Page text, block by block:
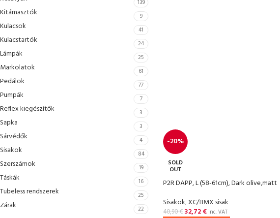
139
Kitámasztók 9
Kulacsok 41
Kulacstartók 24
Lámpák 25
Markolatok 61
Pedálok 77
Pumpák 7
Reflex kiegészítők 3
Sapka 3
Sárvédők 4
Sisakok 84
Szerszámok 19
Táskák 16
Tubeless rendszerek 25
Zárak 22
-20%
SOLD
OUT
P2R DAPP, L (58-61cm), Dark olive,matt
Sisakok,XC/BMX sisak
40,90€32,72€ inc. VAT